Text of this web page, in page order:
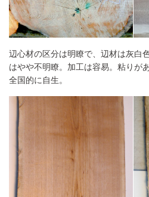
辺心材の区分は明瞭で、辺材は灰白
はやや不明瞭。加工は容易。粘りが
全国的に自生。